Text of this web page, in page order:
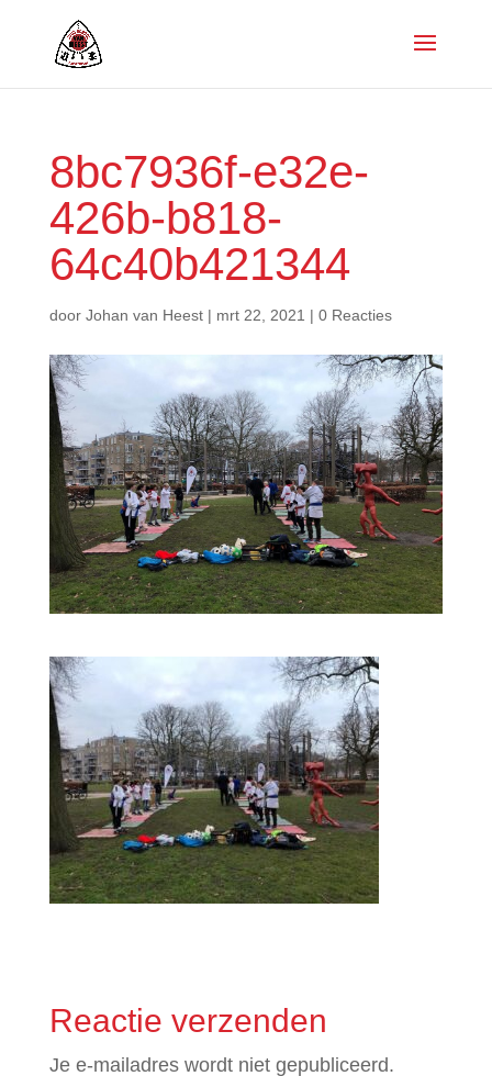
8bc7936f-e32e-
426b-b818-
64c40b421344
door Johan van Heest| mrt 22, 2021 | 0 Reacties
Reactie verzenden
Je e-mailadres wordt niet gepubliceerd.